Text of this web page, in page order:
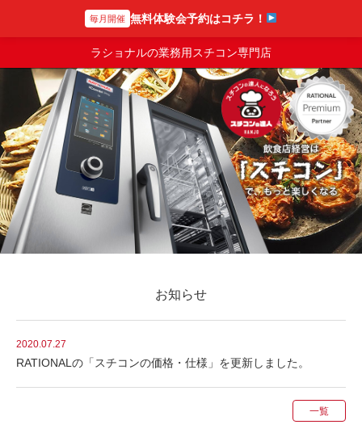
スチコンの達人
ラショナルの業務用スチコン専門店
お知らせ
2020.07.27
RATIONALの「スチコンの価格・仕様」を更新しました。
一覧
毎月開催 無料体験会予約はコチラ！